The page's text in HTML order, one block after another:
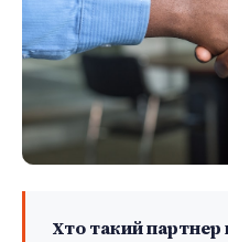
Хто такий партнер